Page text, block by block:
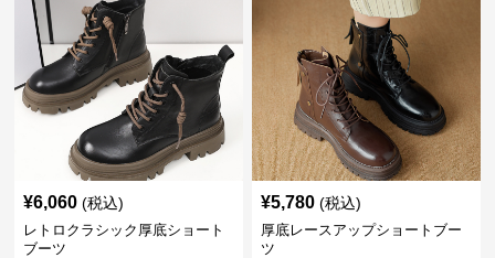
¥6,060 (税込)
レトロクラシック厚底ショート
ブーツ
¥5,780 (税込)
厚底レースアップショートブー
ツ